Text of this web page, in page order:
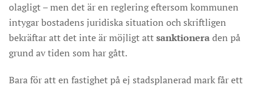
olagligt – men det är en reglering eftersom kommunen
intygar bostadens juridiska situation och skriftligen
bekräftar att det inte är möjligt attsanktioneraden på
grund av tiden som har gått.
Bara för att en fastighet på ej stadsplanerad mark får ett